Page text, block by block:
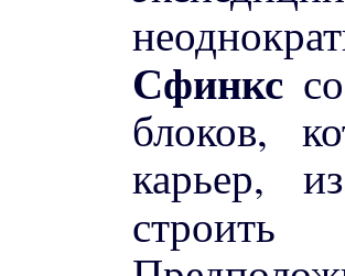
Сфинкс
блоков,
карьер,